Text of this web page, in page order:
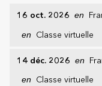
16 oct. 2026 en
en Classe virtuelle
14 déc. 2026 en
en Classe virtuelle